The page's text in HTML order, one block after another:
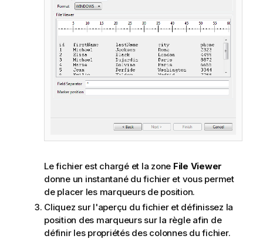
Le fichier est chargé et la zone File Viewer
donne un instantané du fichier et vous permet
de placer les marqueurs de position.
Cliquez sur l'aperçu du fichier et définissez la
position des marqueurs sur la règle afin de
définir les propriétés des colonnes du fichier.